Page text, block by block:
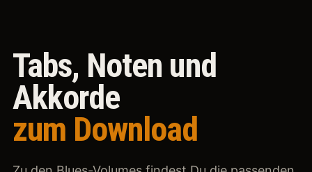
Tabs, Noten und
Akkorde
zum Download